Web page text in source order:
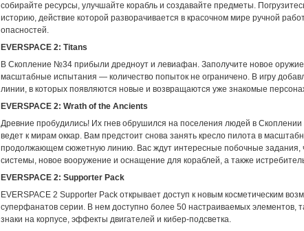
собирайте ресурсы, улучшайте корабль и создавайте предметы.
историю, действие которой разворачивается в красочном мире ручной
опасностей.
EVERSPACE 2: Titans
В Скопление №34 прибыли дредноут и левиафан. Заполучите новое
масштабные испытания — количество попыток не ограничено. В игру
линии, в которых появляются новые и возвращаются уже знакомые
EVERSPACE 2: Wrath of the Ancients
Древние пробудились! Их гнев обрушился на поселения людей в
ведет к мирам оккар. Вам предстоит снова занять кресло пилота в
продолжающем сюжетную линию. Вас ждут интересные побочные задания,
системы, новое вооружение и оснащение для кораблей, а также
EVERSPACE 2: Supporter Pack
EVERSPACE 2 Supporter Pack открывает доступ к новым косметическим
суперфанатов серии. В нем доступно более 50 настраиваемых элементов,
знаки на корпусе, эффекты двигателей и кибер-подсветка.